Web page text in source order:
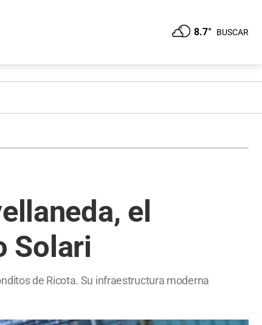
8.7° BUSCAR
el
Solari
de Ricota. Su infraestructura moderna